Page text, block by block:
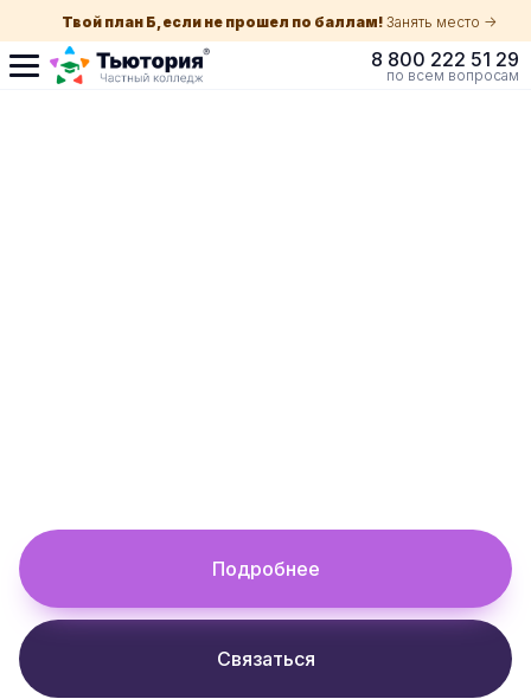
Твой план Б, если не прошел по баллам! Занять место ->
8 800 222 51 29
по всем вопросам
Подробнее
Связаться